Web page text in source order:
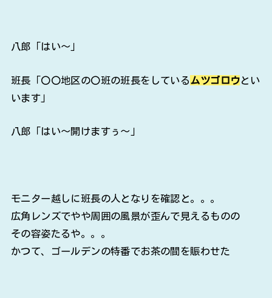
八郎「はい～」
班長「〇〇地区の〇班の班長をしているムツゴロウとい
います」
八郎「はい～開けますぅ～」
モニター越しに班長の人となりを確認と。。。
広角レンズでやや周囲の風景が歪んで見えるものの
その容姿たるや。。。
かつて、ゴールデンの特番でお茶の間を賑わせた